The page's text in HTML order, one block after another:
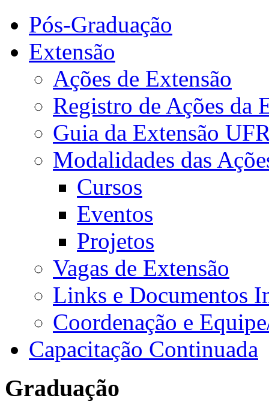
Pós-Graduação
Extensão
Ações de Extensão
Registro de Ações da
Guia da Extensão
Modalidades das
Cursos
Eventos
Projetos
Vagas de Extensão
Links e Documentos
Coordenação e
Capacitação Continuada
Graduação